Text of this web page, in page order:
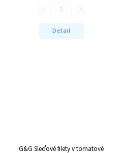
Detail
G&G Sleďové filety v tomatové